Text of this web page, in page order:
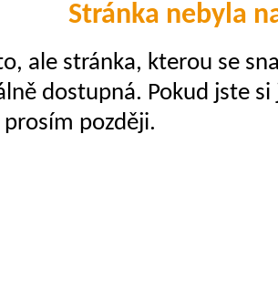
Stránka nebyla
ale stránka, kterou se
dostupná. Pokud jste
později.